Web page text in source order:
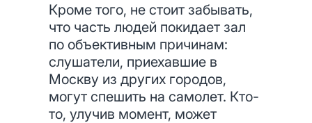
Кроме того, не стоит забывать,
что часть людей покидает зал
по объективным причинам:
слушатели, приехавшие в
Москву из других городов,
могут спешить на самолет. Кто-
то, улучив момент, может